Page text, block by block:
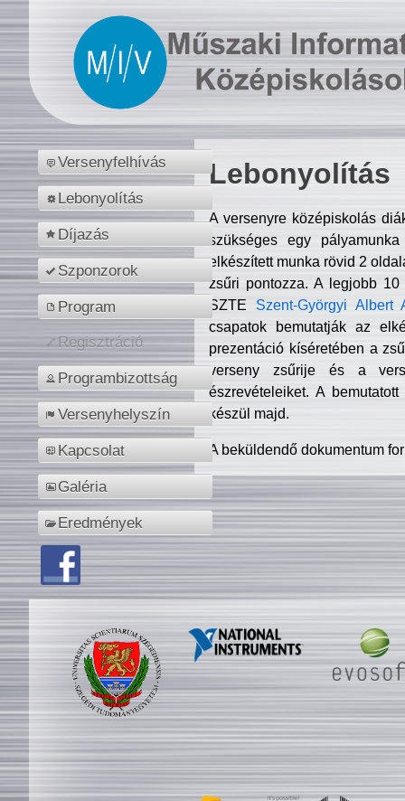
Versenyfelhívás
Lebonyolítás
Díjazás
Szponzorok
Program
Regisztráció
Programbizottság
Versenyhelyszín
Kapcsolat
Galéria
Eredmények
Lebonyolítás
A versenyre középiskolás
szükséges egy
elkészített munka rövid 2
zsűri pontozza. A legjobb
SZTE Szent-Györgyi Albert
csapatok bemutatják az
prezentáció kíséretében a
verseny zsűrije és a
észrevételeiket. A
készül majd.
A beküldendő dokumentum